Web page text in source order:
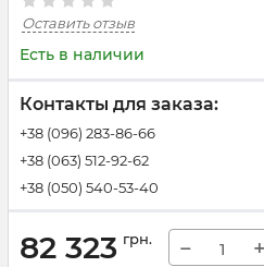
Оставить отзыв
Есть в наличии
Контакты для заказа:
+38 (096) 283-86-66
+38 (063) 512-92-62
+38 (050) 540-53-40
82 323 грн. − +